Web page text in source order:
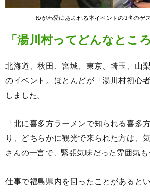
ゆがわ愛にあふれる本イベントの3名の
「湯川村ってどんなとこ
北海道、秋田、宮城、東京、埼玉、山
のイベント。ほとんどが「湯川村初心
しました。
「北に喜多方ラーメンで知られる喜多
り、どちらかに観光で来られた方は、
さんの一言で、緊張気味だった雰囲気も
仕事で福島県内を回ったことがあると